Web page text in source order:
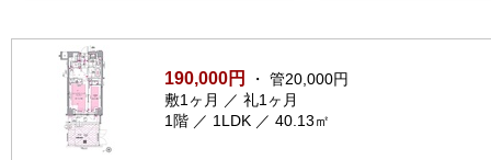
190,000円
・ 管20,000円
敷1ヶ月 ／ 礼1ヶ月
1階 ／ 1LDK ／ 40.13㎡